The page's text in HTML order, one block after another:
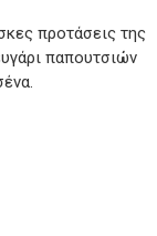
προτάσεις της
παπουτσιών